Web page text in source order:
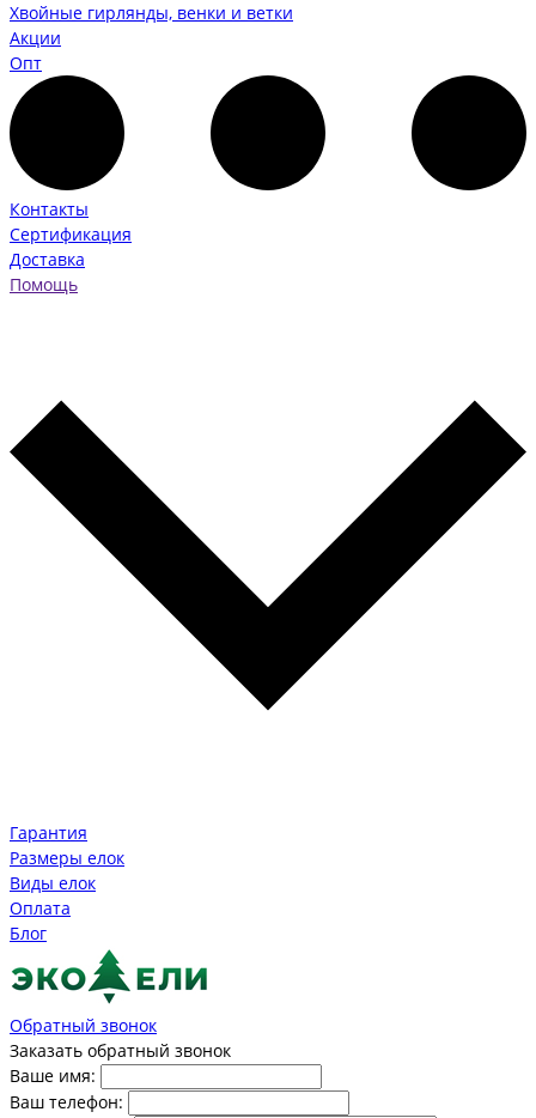
Хвойные гирлянды, венки и ветки
Акции
Опт
Контакты
Сертификация
Доставка
Помощь
Гарантия
Размеры елок
Виды елок
Оплата
Блог
Обратный звонок
Заказать обратный звонок
Ваше имя:
Ваш телефон: